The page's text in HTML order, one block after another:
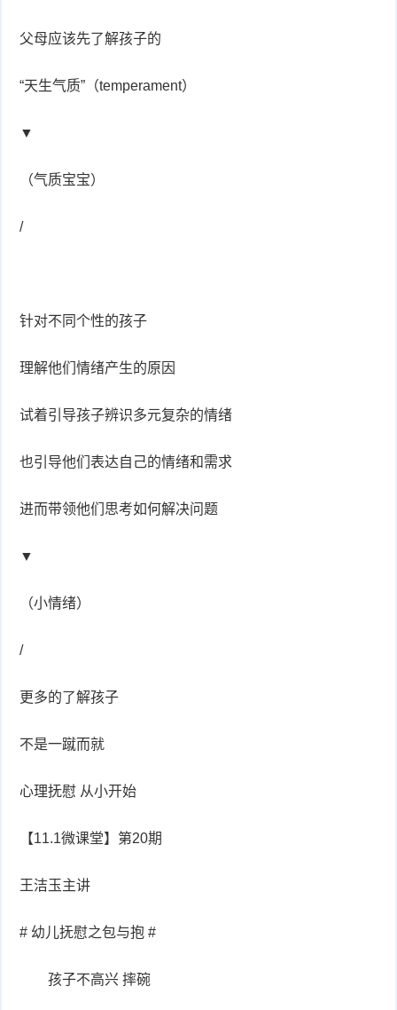
父母应该先了解孩子的
“天生气质”（temperament）
▼
（气质宝宝）
/
针对不同个性的孩子
理解他们情绪产生的原因
试着引导孩子辨识多元复杂的情绪
也引导他们表达自己的情绪和需求
进而带领他们思考如何解决问题
▼
（小情绪）
/
更多的了解孩子
不是一蹴而就
心理抚慰 从小开始
【11.1微课堂】第20期
王洁玉主讲
# 幼儿抚慰之包与抱 #
孩子不高兴 摔碗